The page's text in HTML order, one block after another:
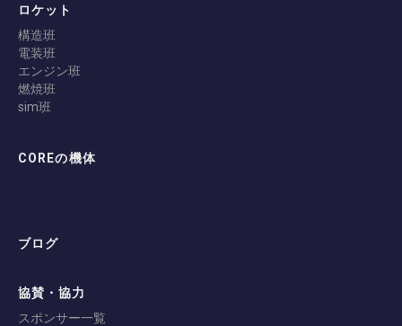
ロケット
構造班
電装班
エンジン班
燃焼班
sim班
COREの機体
ブログ
協賛・協力
スポンサー一覧